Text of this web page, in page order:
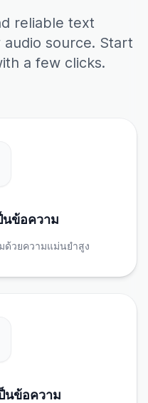
reliable text
source. Start
a few clicks.
นข้อความ
ด้วยความแม่นยำสูง
นข้อความ